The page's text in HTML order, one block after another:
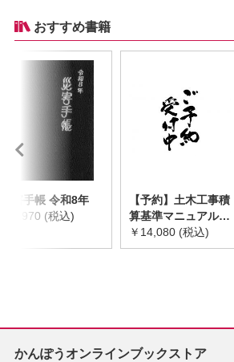
おすすめ書籍
災害手帳 令和8年
￥2,970 (税込)
【予約】土木工事積
算基準マニュアル
令和8年度版
※2026年8月下旬発
￥14,080 (税込)
かんぽうオンラインブックストア